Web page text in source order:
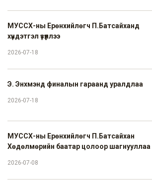
МУССХ-ны Ерөнхийлөгч П.Батсайханд
хүндэтгэл үзүүллээ
2026-07-18
Э. Энхмэнд финалын гараанд уралдлаа
2026-07-18
МУССХ-ны Ерөнхийлөгч П.Батсайхан
Хөдөлмөрийн баатар цолоор шагнууллаа
2026-07-08